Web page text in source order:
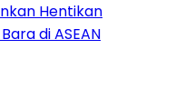
Hentikan
di ASEAN